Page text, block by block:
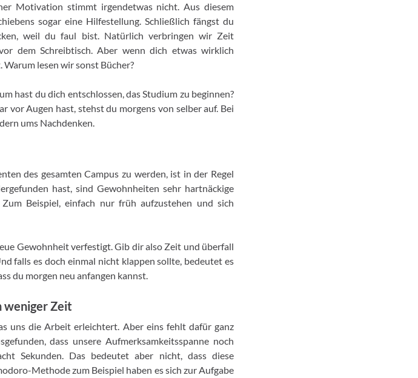
Motivation stimmt irgendetwas nicht. Aus diesem
sogar eine Hilfestellung. Schließlich fängst du
weil du faul bist. Natürlich verbringen wir Zeit
dem Schreibtisch. Aber wenn dich etwas wirklich
lesen wir sonst Bücher?
hast du dich entschlossen, das Studium zu beginnen?
vor Augen hast, stehst du morgens von selber auf. Bei
ums Nachdenken.
des gesamten Campus zu werden, ist in der Regel
hast, sind Gewohnheiten sehr hartnäckige
Beispiel, einfach nur früh aufzustehen und sich
Gewohnheit verfestigt. Gib dir also Zeit und überfall
falls es doch einmal nicht klappen sollte, bedeutet es
du morgen neu anfangen kannst.
weniger Zeit
uns die Arbeit erleichtert. Aber eins fehlt dafür ganz
dass unsere Aufmerksamkeitsspanne noch
Sekunden. Das bedeutet aber nicht, dass diese
Methode zum Beispiel haben es sich zur Aufgabe